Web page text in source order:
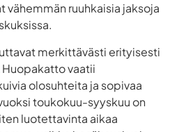
vähemmän ruuhkaisia jaksoja
merkittävästi erityisesti
vaatii
olosuhteita ja sopivaa
toukokuu-syyskuu on
luotettavinta aikaa